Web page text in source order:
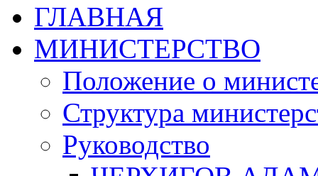
ГЛАВНАЯ
МИНИСТЕРСТВО
Положение о
Структура
Руководство